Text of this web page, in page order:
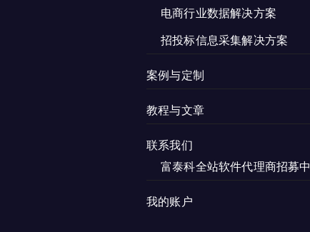
电商行业数据解决方案
招投标信息采集解决方案
案例与定制
教程与文章
联系我们
富泰科全站软件代理商招募中
我的账户